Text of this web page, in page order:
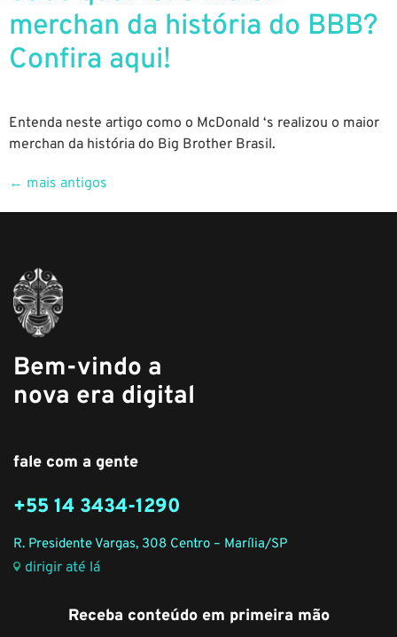
merchan da história do BBB?
Confira aqui!
Entenda neste artigo como o McDonald ‘s realizou o maior
merchan da história do Big Brother Brasil.
← mais antigos
Bem-vindo a
nova era digital
fale com a gente
+55 14 3434-1290
R. Presidente Vargas, 308 Centro – Marília/SP
dirigir até lá
Receba conteúdo em primeira mão